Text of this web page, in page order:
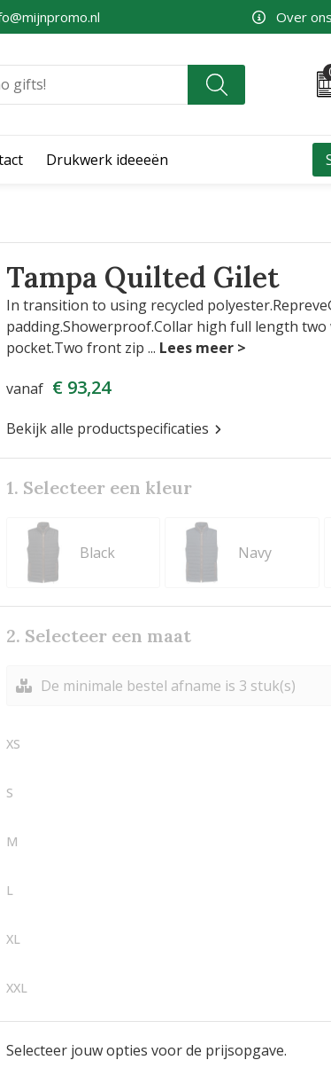
Over ons
Drukwerk ideeeën
Tampa Quilted Gilet
In transition to using recycled
padding.Showerproof.Collar high full length two
pocket.Two front zip ...
vanaf € 93,24
Bekijk alle productspecificaties
1. Selecteer een kleur
Black Navy
2. Selecteer een maat
De minimale bestel afname is 3 stuk(s)
XS
S
M
L
XL
XXL
Selecteer jouw opties voor de prijsopgave.